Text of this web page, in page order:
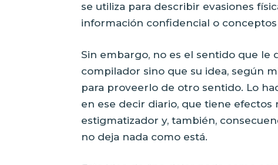
se utiliza para describir evasiones
información confidencial o
Sin embargo, no es el sentido que le
compilador sino que su idea, según
para proveerlo de otro sentido. Lo
en ese decir diario, que tiene
estigmatizador y, también,
no deja nada como está.